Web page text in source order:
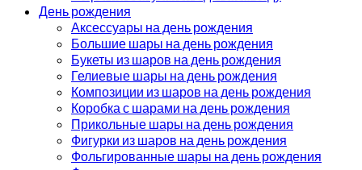
День рождения
Аксессуары на день рождения
Большие шары на день рождения
Букеты из шаров на день рождения
Гелиевые шары на день рождения
Композиции из шаров на день рождения
Коробка с шарами на день рождения
Прикольные шары на день рождения
Фигурки из шаров на день рождения
Фольгированные шары на день рождения